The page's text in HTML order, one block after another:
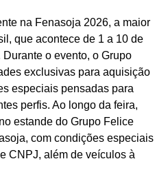
na Fenasoja 2026, a maior
que acontece de 1 a 10 de
o evento, o Grupo
exclusivas para aquisição
especiais pensadas para
perfis. Ao longo da feira,
estande do Grupo Felice
com condições especiais
CNPJ, além de veículos à